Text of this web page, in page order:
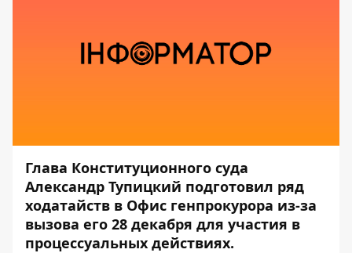
Глава Конституционного суда
Александр Тупицкий подготовил ряд
ходатайств в Офис генпрокурора из-за
вызова его 28 декабря для участия в
процессуальных действиях.